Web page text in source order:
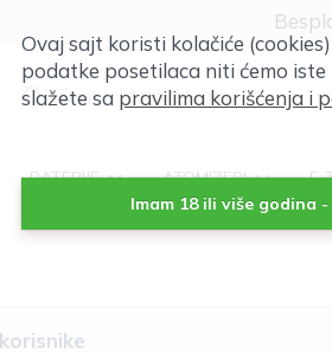
BATERIJE ATOMIZERI E-
Ovaj sajt koristi kolačiće
podatke posetilaca niti ćemo
slažete sa pravilima korišćenja i
Imam 18 ili više godina -